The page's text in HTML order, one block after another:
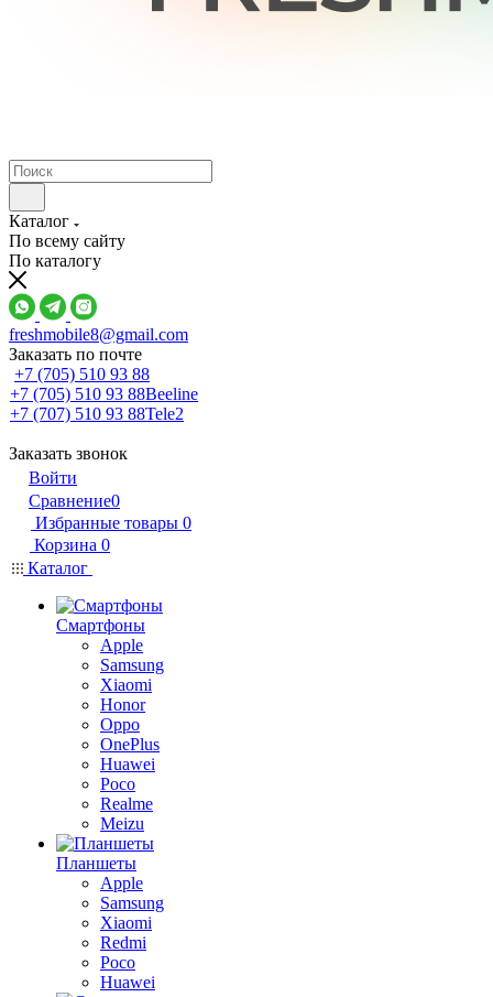
Каталог
По всему сайту
По каталогу
freshmobile8@gmail.com
Заказать по почте
+7 (705) 510 93 88
+7 (705) 510 93 88Beeline
+7 (707) 510 93 88Tele2
Заказать звонок
Войти
Сравнение0
Избранные товары 0
Корзина 0
Каталог
Смартфоны
Apple
Samsung
Xiaomi
Honor
Oppo
OnePlus
Huawei
Poco
Realme
Meizu
Планшеты
Apple
Samsung
Xiaomi
Redmi
Poco
Huawei